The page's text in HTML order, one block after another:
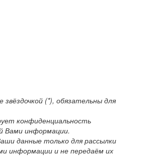
звёздочкой (*), обязательны для
конфиденциальность
Вами информации.
данные только для рассылки
информации и не передаём их